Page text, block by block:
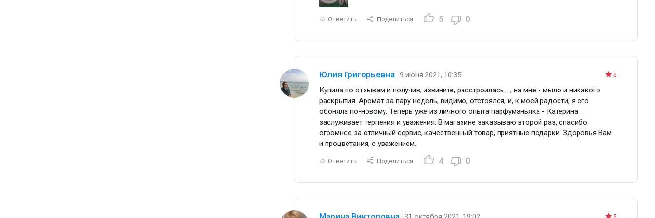
Ответить Поделиться 5 0
5
Юлия Григорьевна
9 июня 2021, 10:35
Купила по отзывам и получив, извините, расстроилась... , на мне - мыло и никакого
раскрытия. Аромат за пару недель, видимо, отстоялся, и, к моей радости, я его
обоняла по-новому. Теперь уже из личного опыта парфуманьяка - Катерина
заслуживает терпения и уважения. В магазине заказываю второй раз, спасибо
огромное за отличный сервис, качественный товар, приятные подарки. Здоровья Вам
и процветания, с уважением.
Ответить Поделиться 4 0
5
Марина Викторовна